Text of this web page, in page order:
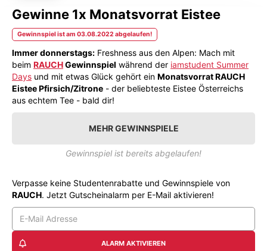
Gewinne 1x Monatsvorrat Eistee
Gewinnspiel ist am 03.08.2022 abgelaufen!
Immer donnerstags: Freshness aus den Alpen: Mach mit
beim RAUCHGewinnspiel während der iamstudent Summer
Days und mit etwas Glück gehört ein Monatsvorrat RAUCH
Eistee Pfirsich/Zitrone - der beliebteste Eistee Österreichs
aus echtem Tee - bald dir!
MEHR GEWINNSPIELE
Gewinnspiel ist bereits abgelaufen!
Verpasse keine Studentenrabatte und Gewinnspiele von
RAUCH. Jetzt Gutscheinalarm per E-Mail aktivieren!
ALARM AKTIVIEREN